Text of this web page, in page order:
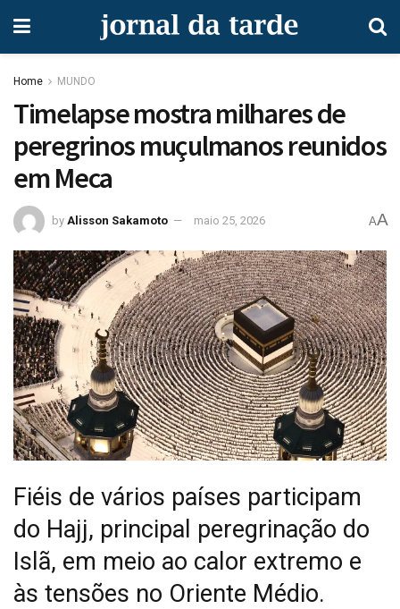
Home MUNDO
Timelapse mostra milhares de
peregrinos muçulmanos reunidos
em Meca
by Alisson Sakamoto maio 25, 2026 AA
Fiéis de vários países participam
do Hajj, principal peregrinação do
Islã, em meio ao calor extremo e
às tensões no Oriente Médio.